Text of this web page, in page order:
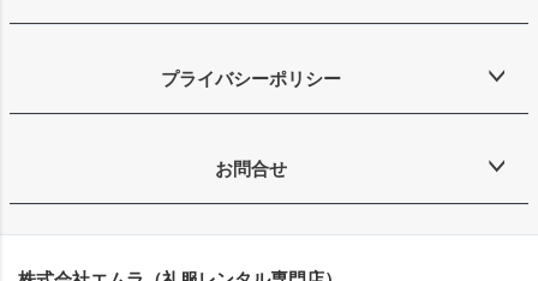
プライバシーポリシー
お問合せ